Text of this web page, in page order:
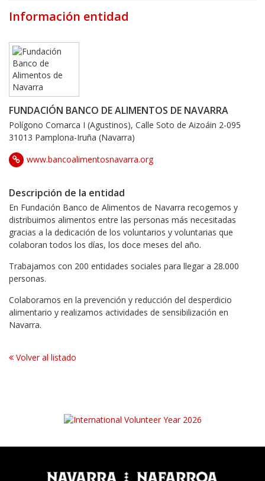
Información entidad
FUNDACIÓN BANCO DE ALIMENTOS DE NAVARRA
Polígono Comarca I (Agustinos), Calle Soto de Aizoáin 2-095
31013 Pamplona-Iruña (Navarra)
www.bancoalimentosnavarra.org
Descripción de la entidad
En Fundación Banco de Alimentos de Navarra recogemos y
distribuimos alimentos entre las personas más necesitadas
gracias a la dedicación de los voluntarios y voluntarias que
colaboran todos los días, los doce meses del año.
Trabajamos con 200 entidades sociales para llegar a 28.000
personas.
Colaboramos en la prevención y reducción del desperdicio
alimentario y realizamos actividades de sensibilización en
Navarra.
Volver al listado